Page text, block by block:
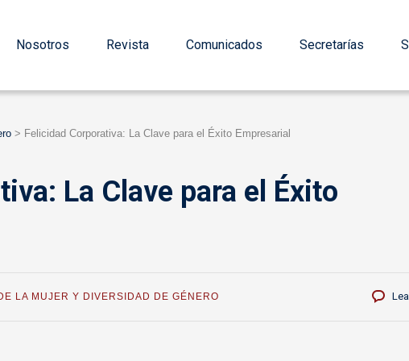
Nosotros Revista Comunicados Secretarías
> Felicidad Corporativa: La Clave para el Éxito Empresarial
La Clave para el Éxito
LA MUJER Y DIVERSIDAD DE GÉNERO